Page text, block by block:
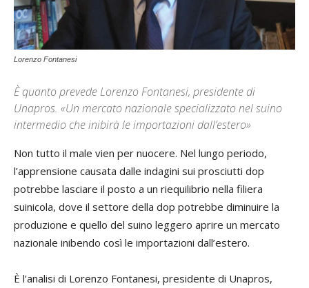
Lorenzo Fontanesi
È quanto prevede Lorenzo Fontanesi, presidente di
Unapros. «Un mercato nazionale specializzato nel suino
intermedio che inibirà le importazioni dall’estero»
Non tutto il male vien per nuocere. Nel lungo periodo,
l’apprensione causata dalle indagini sui prosciutti dop
potrebbe lasciare il posto a un riequilibrio nella filiera
suinicola, dove il settore della dop potrebbe diminuire la
produzione e quello del suino leggero aprire un mercato
nazionale inibendo così le importazioni dall’estero.
È l’analisi di Lorenzo Fontanesi, presidente di Unapros,